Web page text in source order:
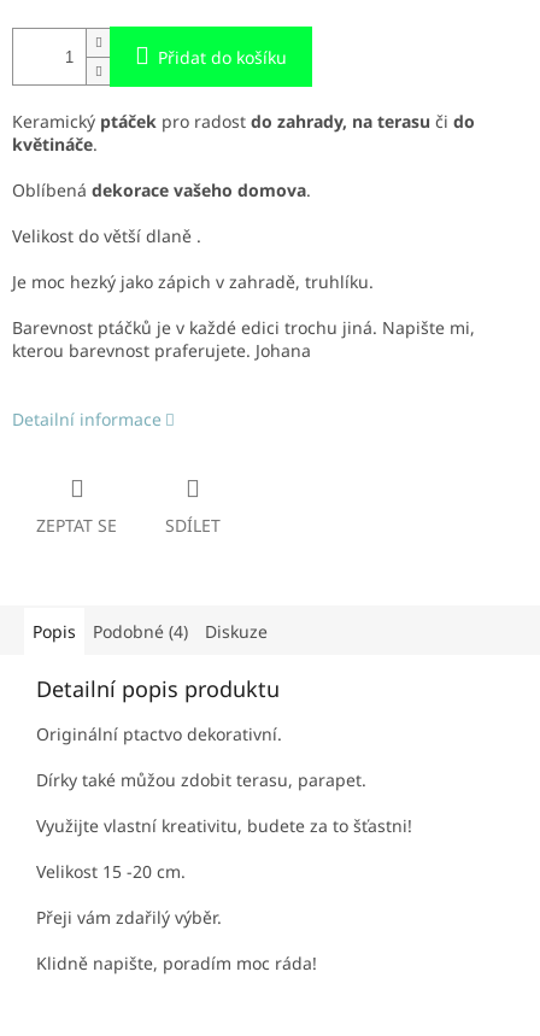
Přidat do košíku
Keramický ptáček pro radost do zahrady, na terasu či do
květináče.
Oblíbená dekorace vašeho domova.
Velikost do větší dlaně .
Je moc hezký jako zápich v zahradě, truhlíku.
Barevnost ptáčků je v každé edici trochu jiná. Napište mi,
kterou barevnost praferujete. Johana
Detailní informace
ZEPTAT SE SDÍLET
Popis Podobné (4) Diskuze
Detailní popis produktu
Originální ptactvo dekorativní.
Dírky také můžou zdobit terasu, parapet.
Využijte vlastní kreativitu, budete za to šťastni!
Velikost 15 -20 cm.
Přeji vám zdařilý výběr.
Klidně napište, poradím moc ráda!